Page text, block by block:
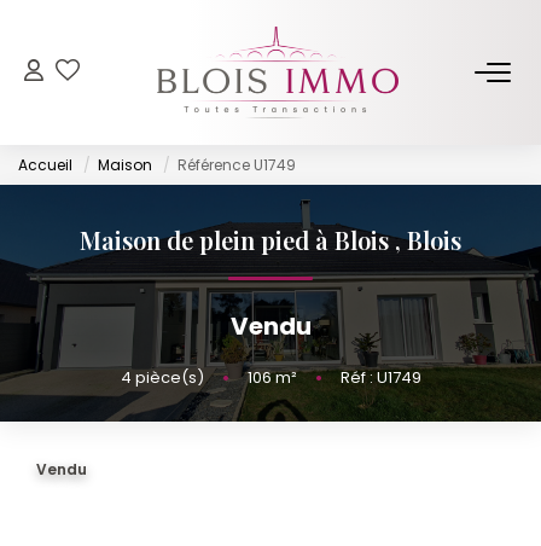
NOS BIENS
Acheter
Louer
Biens Vendus Et Loués
Off Market
ESTIMER
Accueil Maison Référence U1749
Maison de plein pied à Blois,Blois
Vendu
4 pièce(s) • 106m² • Réf : U1749
Vendu